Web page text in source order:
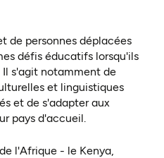
de personnes déplacées
défis éducatifs lorsqu'ils
s'agit notamment de
et linguistiques
et de s'adapter aux
pays d'accueil.
l'Afrique - le Kenya,